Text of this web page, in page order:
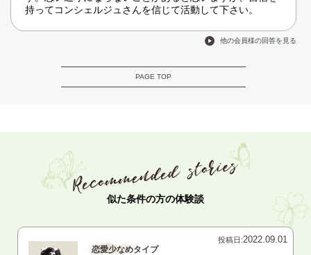
持ってコンシェルジュさんを信じて活動して下さい。
他の会員様の回答を見る
PAGE TOP
似た条件の方の体験談
投稿日:2022.09.01
恋愛少なめタイプ